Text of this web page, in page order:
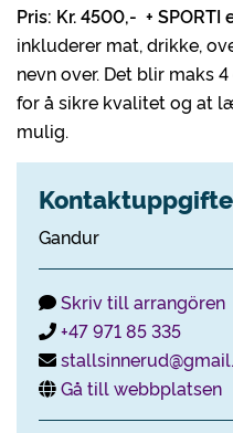
Pris: Kr. 4500,- +
inkluderer mat, drikke,
nevn over. Det blir maks
for å sikre kvalitet og at
mulig.
Gandur
Skriv till arrangören
+47 971 85 335
Gå till webbplatsen